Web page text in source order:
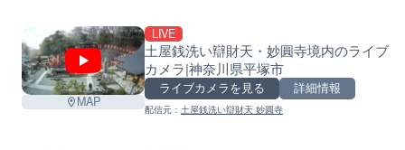
MAP
LIVE
土屋銭洗い辯財天・妙圓寺境内のライブ
カメラ|神奈川県平塚市
ライブカメラを見る 詳細情報
配信元： 土屋銭洗い辯財天 妙圓寺